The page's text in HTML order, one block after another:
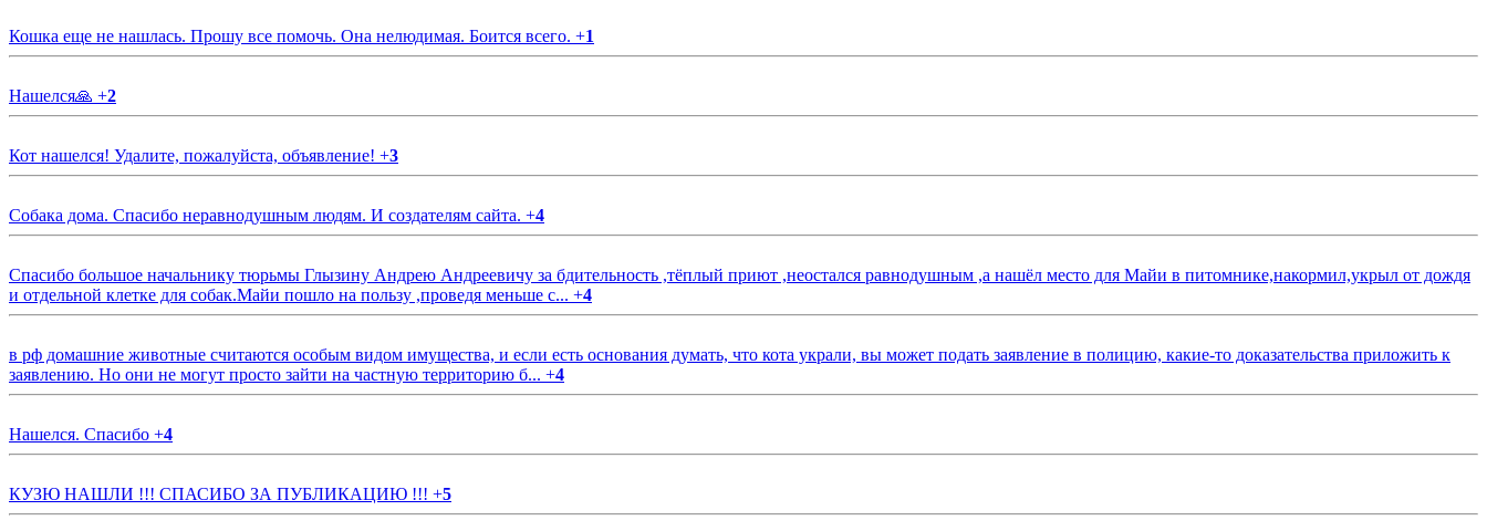
Кошка еще не нашлась. Прошу все помочь. Она нелюдимая. Боится всего. +1
Нашелся🙏 +2
Кот нашелся! Удалите, пожалуйста, объявление! +3
Собака дома. Спасибо неравнодушным людям. И создателям сайта. +4
Спасибо большое начальнику тюрьмы Глызину Андрею Андреевичу за бдительность ,тёплый приют ,неостался равнодушным ,а нашёл место для Майи в питомнике,накормил,укрыл от дождя
и отдельной клетке для собак.Майи пошло на пользу ,проведя меньше с... +4
в рф домашние животные считаются особым видом имущества, и если есть основания думать, что кота украли, вы может подать заявление в полицию, какие-то доказательства приложить к
заявлению. Но они не могут просто зайти на частную территорию б... +4
Нашелся. Спасибо +4
КУЗЮ НАШЛИ !!! СПАСИБО ЗА ПУБЛИКАЦИЮ !!! +5